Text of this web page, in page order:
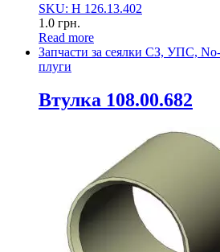
SKU: Н 126.13.402
1.0 грн.
Read more
Запчасти за сеялки СЗ, УПС,
плуги
Втулка 108.00.682